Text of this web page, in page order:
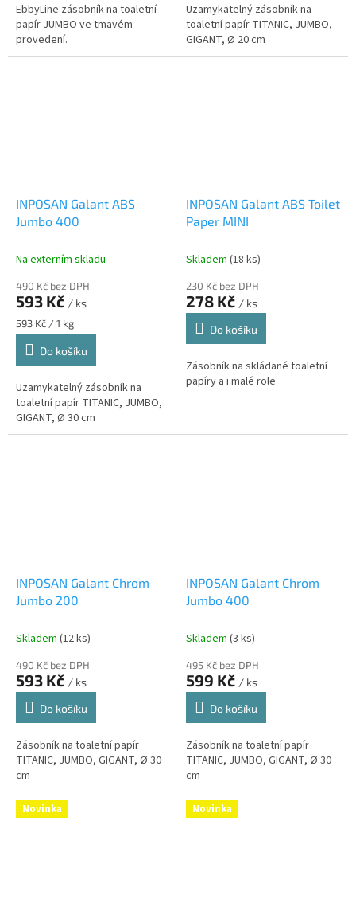
EbbyLine zásobník na toaletní
papír JUMBO ve tmavém
provedení.
Uzamykatelný zásobník na
toaletní papír TITANIC, JUMBO,
GIGANT, Ø 20 cm
INPOSAN Galant ABS
Jumbo 400
Na externím skladu
490 Kč bez DPH
593 Kč / ks
Měrná
cena:
593 Kč / 1 kg
Do košíku
Uzamykatelný zásobník na
toaletní papír TITANIC, JUMBO,
GIGANT, Ø 30 cm
INPOSAN Galant ABS Toilet
Paper MINI
Skladem (18 ks)
230 Kč bez DPH
278 Kč / ks
Do košíku
Zásobník na skládané toaletní
papíry a i malé role
INPOSAN Galant Chrom
Jumbo 200
Skladem (12 ks)
490 Kč bez DPH
593 Kč / ks
Do košíku
Zásobník na toaletní papír
TITANIC, JUMBO, GIGANT, Ø 30
cm
INPOSAN Galant Chrom
Jumbo 400
Skladem (3 ks)
495 Kč bez DPH
599 Kč / ks
Do košíku
Zásobník na toaletní papír
TITANIC, JUMBO, GIGANT, Ø 30
cm
Novinka Novinka